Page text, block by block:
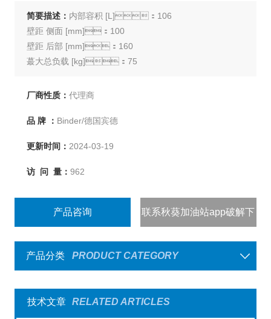
简要描述： 内部容积 [L]：106
壁距 侧面 [mm]：100
壁距 后部 [mm]：160
蕞大总负载 [kg]：75
设备净重（空载） [kg]：53
厂商性质： 代理商
品 牌 ： Binder/德国宾德
更新时间： 2024-03-19
访 问 量： 962
产品咨询 联系秋葵加油站app破解下
载
产品分类
PRODUCT CATEGORY
技术文章 RELATED ARTICLES